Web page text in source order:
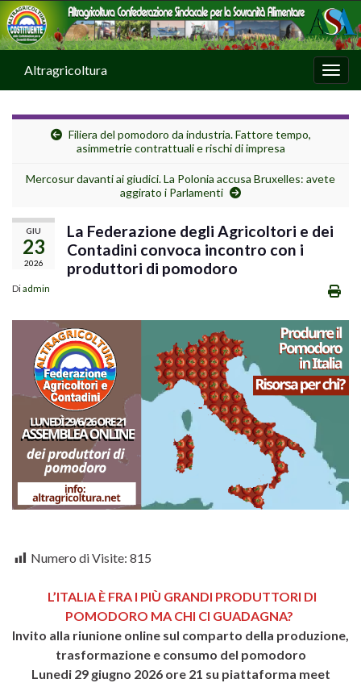
Altragricoltura
Filiera del pomodoro da industria. Fattore tempo,
asimmetrie contrattuali e rischi di impresa
Mercosur davanti ai giudici. La Polonia accusa Bruxelles: avete
aggirato i Parlamenti
GIU
23
2026
La Federazione degli Agricoltori e dei
Contadini convoca incontro con i
produttori di pomodoro
Diadmin
Numero di Visite: 815
L’ITALIA È FRA I PIÙ GRANDI PRODUTTORI DI
POMODORO MA CHI CI GUADAGNA?
Invito alla riunione online sul comparto della produzione,
trasformazione e consumo del pomodoro
Lunedi 29 giugno 2026 ore 21 su piattaforma meet